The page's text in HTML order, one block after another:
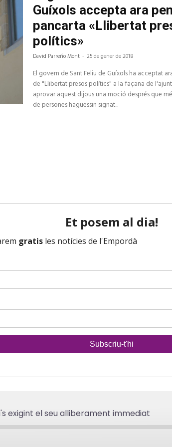
Guíxols accepta ara
pancarta «Llibertat
polítics»
David Parreño Mont - 25 de gener de 2018
El govern de Sant Feliu de Guíxols ha acceptat
de "Llibertat presos polítics" a la façana de
aprovar aquest dijous una moció després que
de persones haguessin signat...
exigint el seu alliberament immediat